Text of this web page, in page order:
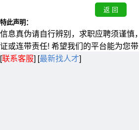
特此声明：
信息真伪请自行辨别，求职应聘须谨慎
证或连带责任! 希望我们的平台能为您带
[联系客服] [最新找人才]